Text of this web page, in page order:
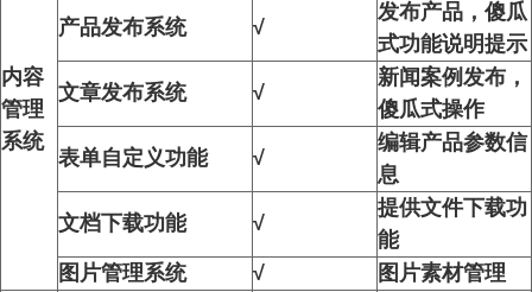
内容
管理
系统
产品发布系统 √
发布产品，傻瓜
式功能说明提示
文章发布系统 √
新闻案例发布，
傻瓜式操作
表单自定义功能 √
编辑产品参数信
息
文档下载功能 √
提供文件下载功
能
图片管理系统
√ 图片素材管理